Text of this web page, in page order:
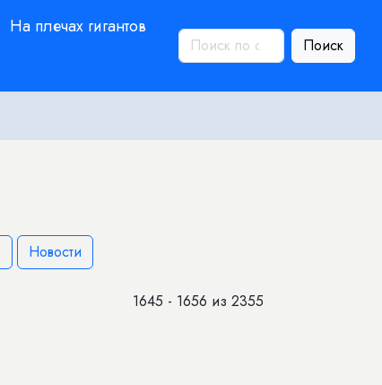
На плечах гигантов
Поиск
Новости
1645 - 1656 из 2355